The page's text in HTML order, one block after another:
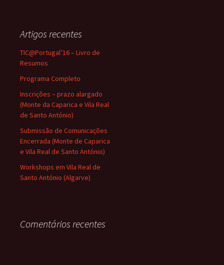
Artigos recentes
TIC@Portugal’16 – Livro de
Resumos
Programa Completo
Inscrições – prazo alargado
(Monte da Caparica e Vila Real
de Santo António)
Submissão de Comunicações
Encerrada (Monte de Caparica
e Vila Real de Santo António)
Workshops em Vila Real de
Santo António (Algarve)
Comentários recentes